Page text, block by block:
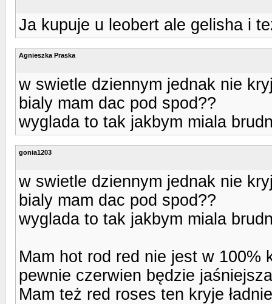
Ja kupuje u leobert ale gelisha i
Agnieszka Praska
w swietle dziennym jednak nie
bialy mam dac pod spod??
wyglada to tak jakbym miala
gonia1203
w swietle dziennym jednak nie
bialy mam dac pod spod??
wyglada to tak jakbym miala
Mam hot rod red nie jest w 100%
pewnie czerwien będzie jaśniejsza
Mam też red roses ten kryje